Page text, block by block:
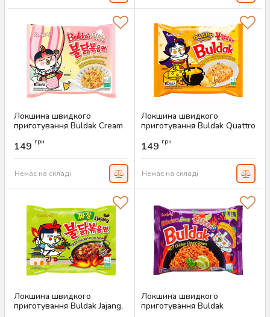
Локшина швидкого
приготування Buldak Cream
Артикул:
149 грн
Немає на складі
Локшина швидкого
приготування Buldak Quattro
Артикул:
149 грн
Немає на складі
Локшина швидкого
приготування Buldak Jajang,
Локшина швидкого
приготування Buldak